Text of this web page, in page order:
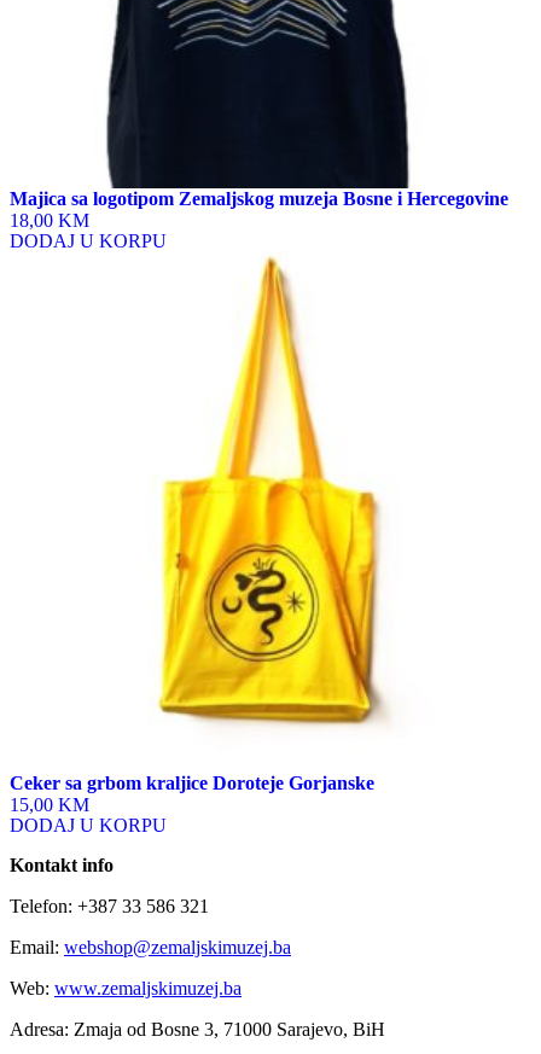
Majica sa logotipom Zemaljskog muzeja Bosne i Hercegovine
18,00 KM
DODAJ U KORPU
Ceker sa grbom kraljice Doroteje Gorjanske
15,00 KM
DODAJ U KORPU
Kontakt info
Telefon: +387 33 586 321
Email: webshop@zemaljskimuzej.ba
Web: www.zemaljskimuzej.ba
Adresa: Zmaja od Bosne 3, 71000 Sarajevo, BiH